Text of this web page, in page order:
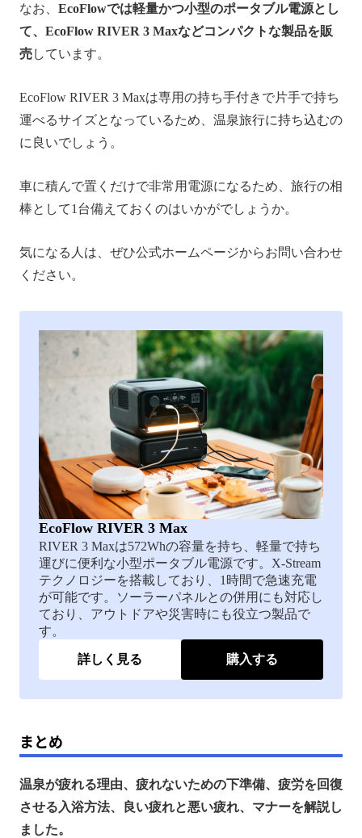
なお、 EcoFlowでは軽量かつ小型のポータブル電源とし
て、EcoFlow RIVER 3 Maxなどコンパクトな製品を販
売しています。
EcoFlow RIVER 3 Maxは専用の持ち手付きで片手で持ち
運べるサイズとなっているため、温泉旅行に持ち込むの
に良いでしょう。
車に積んで置くだけで非常用電源になるため、旅行の相
棒として1台備えておくのはいかがでしょうか。
気になる人は、ぜひ公式ホームページからお問い合わせ
ください。
EcoFlow RIVER 3 Max
RIVER 3 Maxは572Whの容量を持ち、軽量で持ち
運びに便利な小型ポータブル電源です。X-Stream
テクノロジーを搭載しており、1時間で急速充電
が可能です。ソーラーパネルとの併用にも対応し
ており、アウトドアや災害時にも役立つ製品で
す。
詳しく見る 購入する
まとめ
温泉が疲れる理由、疲れないための下準備、疲労を回復
させる入浴方法、良い疲れと悪い疲れ、マナーを解説し
ました。